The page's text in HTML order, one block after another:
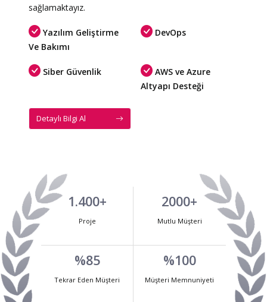
sağlamaktayız.
Yazılım Geliştirme
Ve Bakımı
DevOps
Siber Güvenlik
AWS ve Azure
Altyapı Desteği
Detaylı Bilgi Al
1.400+
Proje
2000+
Mutlu Müşteri
%85
Tekrar Eden Müşteri
%100
Müşteri Memnuniyeti